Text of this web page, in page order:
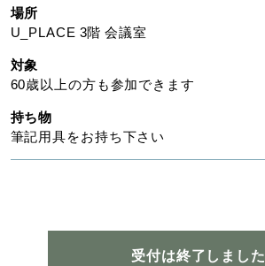
場所
U_PLACE 3階 会議室
対象
60歳以上の方も参加できます
持ち物
筆記用具をお持ち下さい
受付は終了しました